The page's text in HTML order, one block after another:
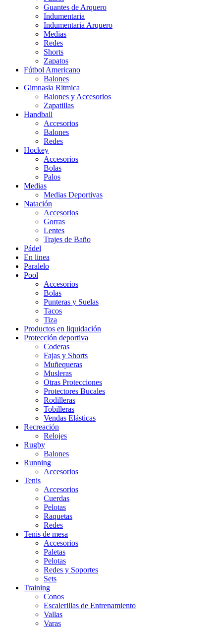
Guantes de Arquero
Indumentaria
Indumentaria Arquero
Medias
Redes
Shorts
Zapatos
Fútbol Americano
Balones
Gimnasia Ritmica
Balones y Accesorios
Zapatillas
Handball
Accesorios
Balones
Redes
Hockey
Accesorios
Bolas
Palos
Medias
Medias Deportivas
Natación
Accesorios
Gorras
Lentes
Trajes de Baño
Pádel
En linea
Paralelo
Pool
Accesorios
Bolas
Punteras y Suelas
Tacos
Tiza
Productos en liquidación
Protección deportiva
Coderas
Fajas y Shorts
Muñequeras
Musleras
Otras Protecciones
Protectores Bucales
Rodilleras
Tobilleras
Vendas Elásticas
Recreación
Relojes
Rugby
Balones
Running
Accesorios
Tenis
Accesorios
Cuerdas
Pelotas
Raquetas
Redes
Tenis de mesa
Accesorios
Paletas
Pelotas
Redes y Soportes
Sets
Training
Conos
Escalerillas de Entrenamiento
Vallas
Varas